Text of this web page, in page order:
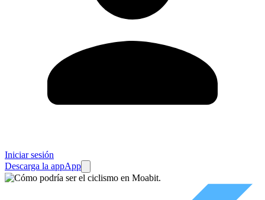
Iniciar sesión
Descarga la appApp